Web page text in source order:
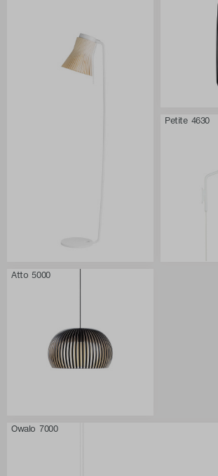
Petite 4630
Atto 5000
Owalo 7000